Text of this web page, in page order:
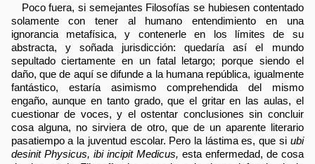
Poco fuera, si semejantes Filosofías se hubiesen contentado
solamente con tener al humano entendimiento en una
ignorancia metafísica, y contenerle en los límites de su
abstracta, y soñada jurisdicción: quedaría así el mundo
sepultado ciertamente en un fatal letargo; porque siendo el
daño, que de aquí se difunde a la humana república, igualmente
fantástico, estaría asimismo comprehendida del mismo
engaño, aunque en tanto grado, que el gritar en las aulas, el
cuestionar de voces, y el ostentar conclusiones sin concluir
cosa alguna, no sirviera de otro, que de un aparente literario
pasatiempo a la juventud escolar. Pero la lástima es, que si ubi
desinit Physicus, ibi incipit Medicus, esta enfermedad, de cosa